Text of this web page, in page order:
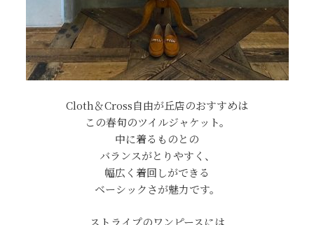
Cloth＆Cross自由が丘店のおすすめは
この春旬のツイルジャケット。
中に着るものとの
バランスがとりやすく、
幅広く着回しができる
ベーシックさが魅力です。
ストライプのワンピースには